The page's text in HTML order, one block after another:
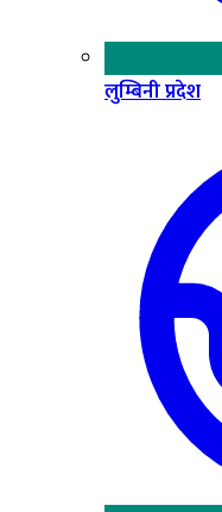
लुम्बिनी प्रदेश